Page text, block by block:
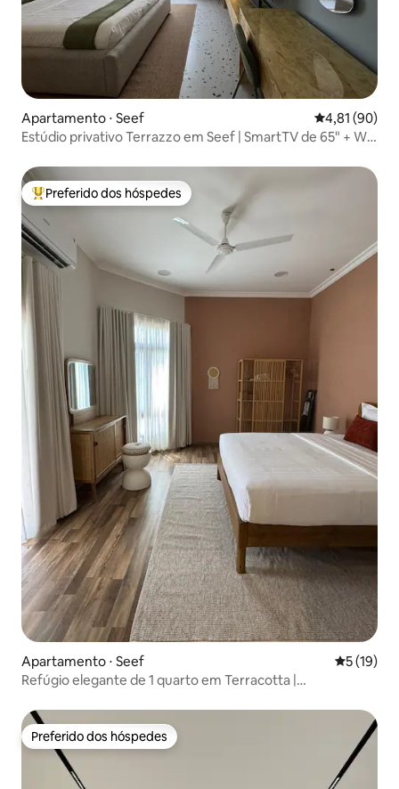
Apartamento ⋅ Seef 4,81 de uma
4,81 (90)
Estúdio privativo Terrazzo em Seef | SmartTV de 65" + Wi-
Entre os melhores preferidos dos hóspedes
Preferido dos hóspedes
Apartamento ⋅ Seef 5 de uma
5 (19)
Refúgio elegante de 1 quarto em Terracotta |
Preferido dos hóspedes
Preferido dos hóspedes